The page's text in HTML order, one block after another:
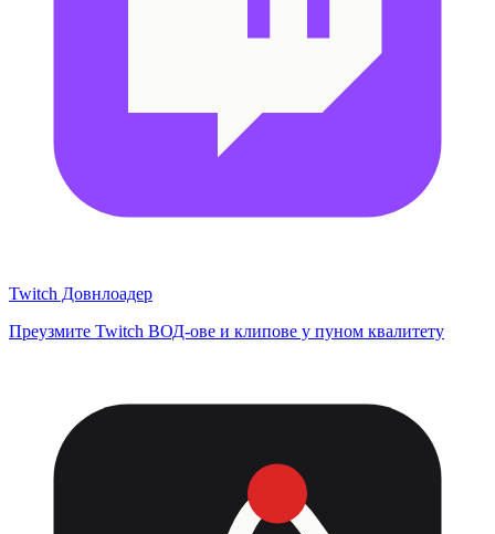
Twitch Довнлоадер
Преузмите Twitch ВОД-ове и клипове у пуном квалитету